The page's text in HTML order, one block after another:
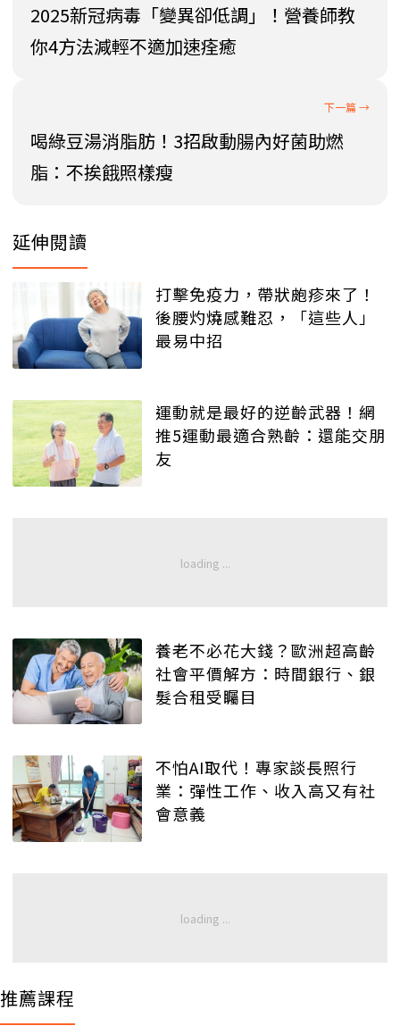
2025新冠病毒「變異卻低調」！營養師教
你4方法減輕不適加速痊癒
喝綠豆湯消脂肪！3招啟動腸內好菌助燃
脂：不挨餓照樣瘦
延伸閱讀
打擊免疫力，帶狀皰疹來了！
後腰灼燒感難忍，「這些人」
最易中招
運動就是最好的逆齡武器！網
推5運動最適合熟齡：還能交朋
友
養老不必花大錢？歐洲超高齡
社會平價解方：時間銀行、銀
髮合租受矚目
不怕AI取代！專家談長照行
業：彈性工作、收入高又有社
會意義
推薦課程